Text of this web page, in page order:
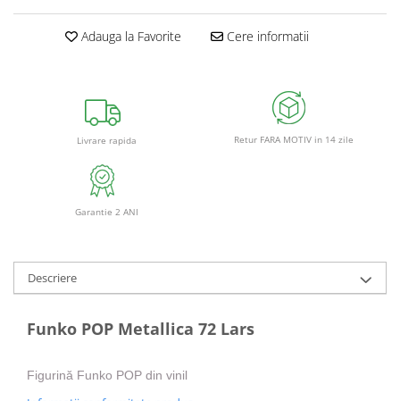
Adauga la Favorite Cere informatii
Livrare rapida Retur FARA MOTIV in 14 zile
Garantie 2 ANI
Descriere
Funko POP Metallica 72 Lars
Figurină Funko POP din vinil